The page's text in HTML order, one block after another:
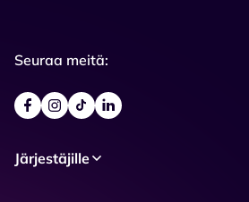
Seuraa meitä:
Järjestäjille